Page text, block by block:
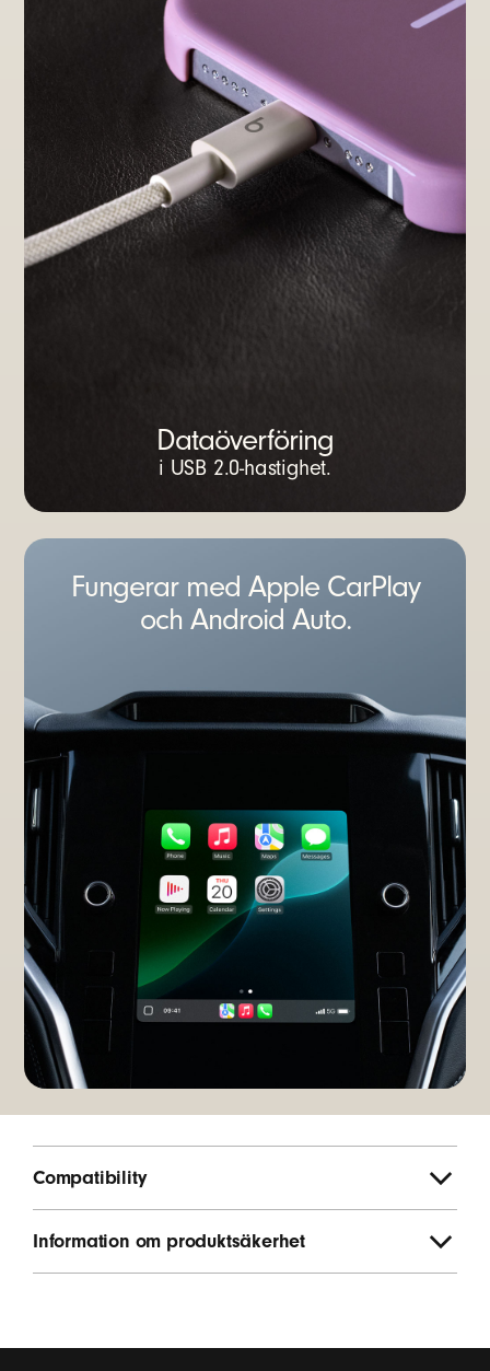
Dataöverföring
i USB 2.0-hastighet.
Fungerar med Apple CarPlay
och Android Auto.
Compatibility
Information om produktsäkerhet